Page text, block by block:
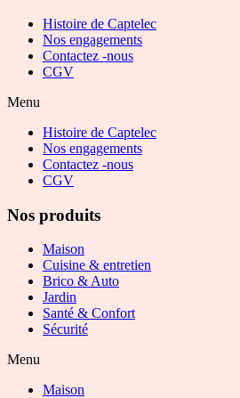
Histoire de Captelec
Nos engagements
Contactez -nous
CGV
Menu
Histoire de Captelec
Nos engagements
Contactez -nous
CGV
Nos produits
Maison
Cuisine & entretien
Brico & Auto
Jardin
Santé & Confort
Sécurité
Menu
Maison